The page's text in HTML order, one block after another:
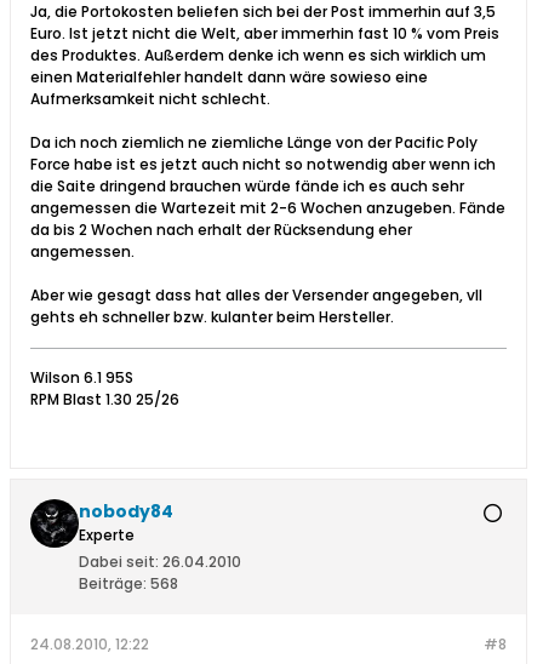
Ja, die Portokosten beliefen sich bei der Post immerhin auf 3,5
Euro. Ist jetzt nicht die Welt, aber immerhin fast 10 % vom Preis
des Produktes. Außerdem denke ich wenn es sich wirklich um
einen Materialfehler handelt dann wäre sowieso eine
Aufmerksamkeit nicht schlecht.
Da ich noch ziemlich ne ziemliche Länge von der Pacific Poly
Force habe ist es jetzt auch nicht so notwendig aber wenn ich
die Saite dringend brauchen würde fände ich es auch sehr
angemessen die Wartezeit mit 2-6 Wochen anzugeben. Fände
da bis 2 Wochen nach erhalt der Rücksendung eher
angemessen.
Aber wie gesagt dass hat alles der Versender angegeben, vll
gehts eh schneller bzw. kulanter beim Hersteller.
Wilson 6.1 95S
RPM Blast 1.30 25/26
nobody84
Experte
Dabei seit: 26.04.2010
Beiträge: 568
#8
24.08.2010, 12:22